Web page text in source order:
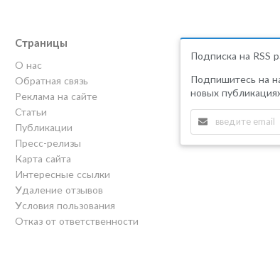
Страницы
О нас
Обратная связь
Реклама на сайте
Статьи
Публикации
Пресс-релизы
Карта сайта
Интересные ссылки
Удаление отзывов
Условия пользования
Отказ от ответственности
Подписка на RSS
Подпишитесь на
новых